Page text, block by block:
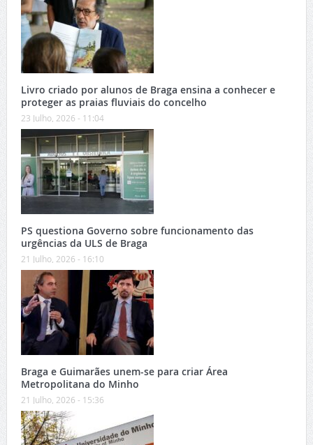
Livro criado por alunos de Braga ensina a conhecer e
proteger as praias fluviais do concelho
23 Julho, 2026 - 11:04
PS questiona Governo sobre funcionamento das
urgências da ULS de Braga
21 Julho, 2026 - 16:10
Braga e Guimarães unem-se para criar Área
Metropolitana do Minho
21 Julho, 2026 - 15:36